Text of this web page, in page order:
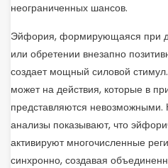
неограниченных шансов.
Эйфория, формирующаяся при
или обретении внезапно
создает мощный силовой
может на действия, которые в
представляются невозможными.
анализы показывают, что
активируют многочисленные
синхронно, создавая